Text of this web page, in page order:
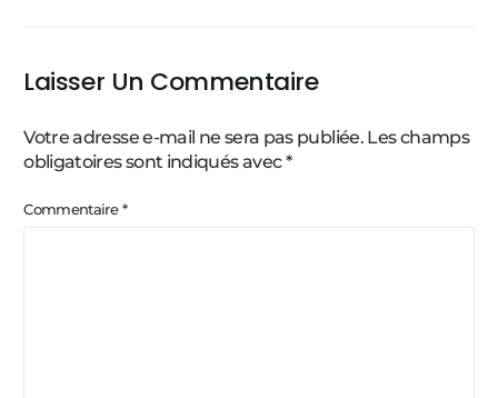
Laisser Un Commentaire
Votre adresse e-mail ne sera pas publiée. Les champs
obligatoires sont indiqués avec*
Commentaire *